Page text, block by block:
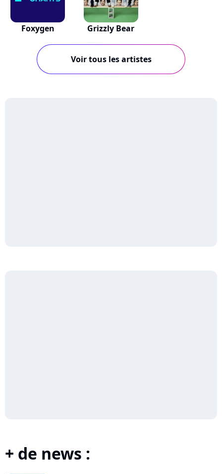
Foxygen Grizzly Bear
Voir tous les artistes
+ de news :